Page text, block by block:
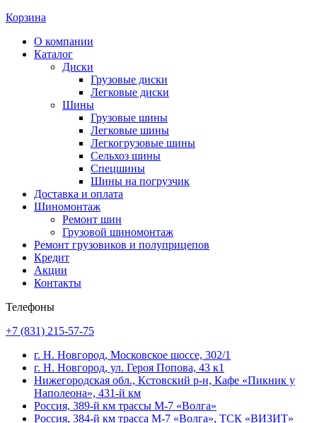
Корзина
О компании
Каталог
Диски
Грузовые диски
Легковые диски
Шины
Грузовые шины
Легковые шины
Легкогрузовые шины
Сельхоз шины
Спецшины
Шины на погрузчик
Доставка и оплата
Шиномонтаж
Ремонт шин
Грузовой шиномонтаж
Ремонт грузовиков и полуприцепов
Кредит
Акции
Контакты
Телефоны
+7 (831) 215-57-75
г. Н. Новгород, Московское шоссе, 302/1
г. Н. Новгород, ул. Героя Попова, 43 к1
Нижегородская обл., Кстовский р-н, Кафе «Пикник у
Наполеона», 431-й км
Россия, 389-й км трассы М-7 «Волга»
Россия, 384-й км трасса М-7 «Волга», ТСК «ВИЗИТ»